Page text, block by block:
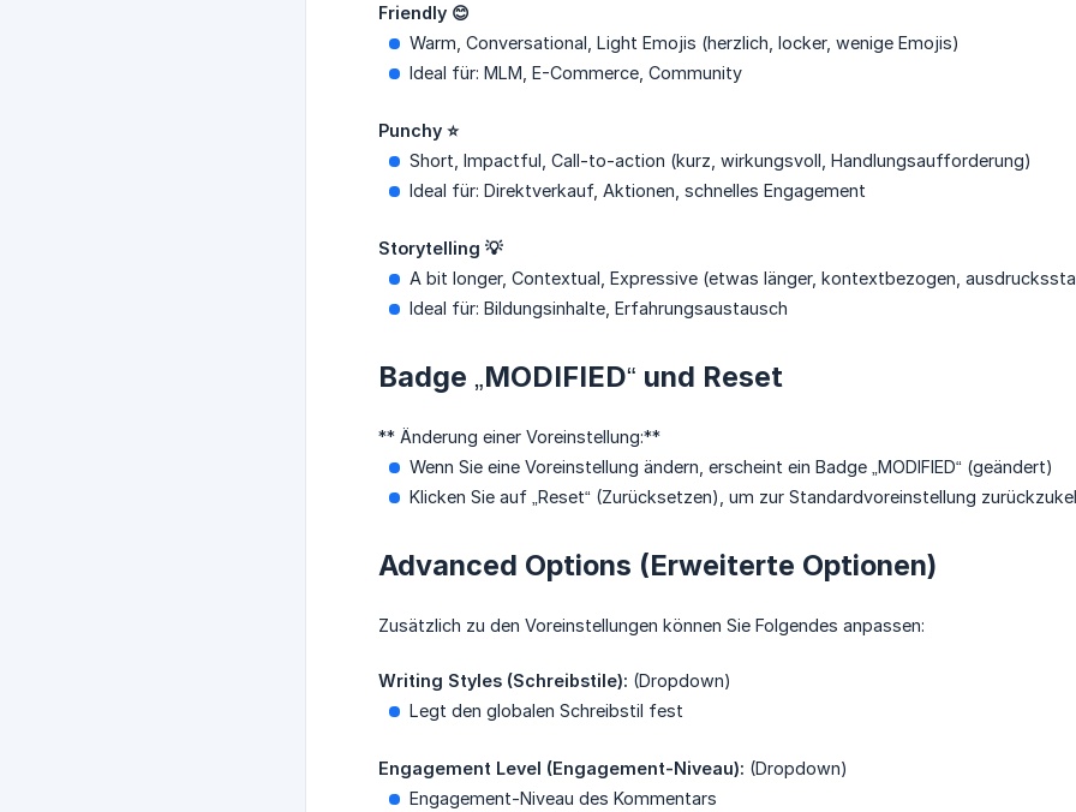
Friendly 😊
Warm, Conversational, Light Emojis (herzlich, locker, wenige Emojis)
Ideal für: MLM, E-Commerce, Community
Punchy ⭐
Short, Impactful, Call-to-action (kurz, wirkungsvoll, Handlungsaufforderung)
Ideal für: Direktverkauf, Aktionen, schnelles Engagement
Storytelling 💡
A bit longer, Contextual, Expressive (etwas länger, kontextbezogen,
Ideal für: Bildungsinhalte, Erfahrungsaustausch
Badge „MODIFIED“ und Reset
** Änderung einer Voreinstellung:**
Wenn Sie eine Voreinstellung ändern, erscheint ein Badge „MODIFIED“ (geändert)
Klicken Sie auf „Reset“ (Zurücksetzen), um zur Standardvoreinstellung
Advanced Options (Erweiterte Optionen)
Zusätzlich zu den Voreinstellungen können Sie Folgendes anpassen:
Writing Styles (Schreibstile): (Dropdown)
Legt den globalen Schreibstil fest
Engagement Level (Engagement-Niveau): (Dropdown)
Engagement-Niveau des Kommentars